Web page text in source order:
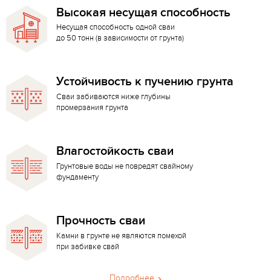
Высокая несущая способность
Несущая способность одной сваи
до 50 тонн (в зависимости от грунта)
Устойчивость к пучению грунта
Сваи забиваются ниже глубины
промерзания грунта
Влагостойкость сваи
Грунтовые воды не повредят свайному
фундаменту
Прочность сваи
Камни в грунте не являются помехой
при забивке свай
Подробнее